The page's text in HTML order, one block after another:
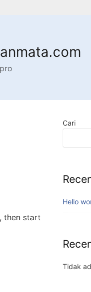
then start
Cari
Hello
Tidak